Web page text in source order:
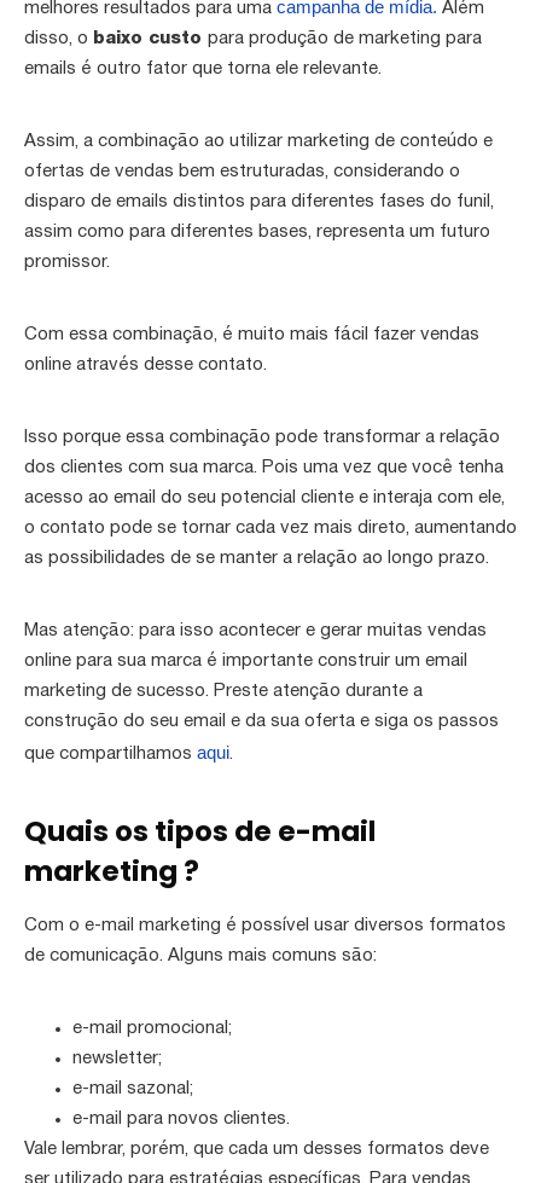
melhores resultados para uma campanha de mídia. Além
disso, o baixo custo para produção de marketing para
emails é outro fator que torna ele relevante.
Assim, a combinação ao utilizar marketing de conteúdo e
ofertas de vendas bem estruturadas, considerando o
disparo de emails distintos para diferentes fases do funil,
assim como para diferentes bases, representa um futuro
promissor.
Com essa combinação, é muito mais fácil fazer vendas
online através desse contato.
Isso porque essa combinação pode transformar a relação
dos clientes com sua marca. Pois uma vez que você tenha
acesso ao email do seu potencial cliente e interaja com ele,
o contato pode se tornar cada vez mais direto, aumentando
as possibilidades de se manter a relação ao longo prazo.
Mas atenção: para isso acontecer e gerar muitas vendas
online para sua marca é importante construir um email
marketing de sucesso. Preste atenção durante a
construção do seu email e da sua oferta e siga os passos
que compartilhamos aqui
Quais os tipos de e-mail
marketing ?
Com o e-mail marketing é possível usar diversos formatos
de comunicação. Alguns mais comuns são:
e-mail promocional;
newsletter;
e-mail sazonal;
e-mail para novos clientes.
Vale lembrar, porém, que cada um desses formatos deve
ser utilizado para estratégias específicas. Para vendas